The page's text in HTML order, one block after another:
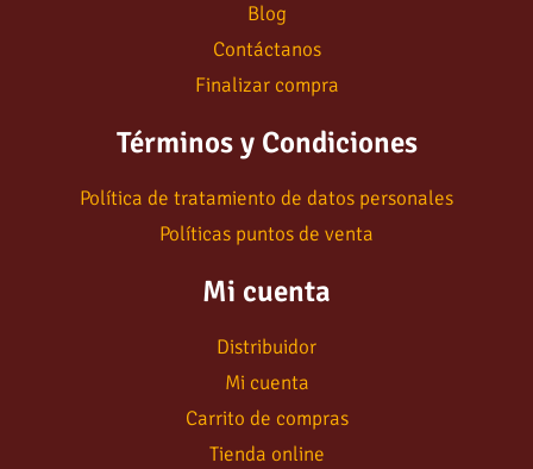
Blog
Contáctanos
Finalizar compra
Términos y Condiciones
Política de tratamiento de datos personales
Políticas puntos de venta
Mi cuenta
Distribuidor
Mi cuenta
Carrito de compras
Tienda online